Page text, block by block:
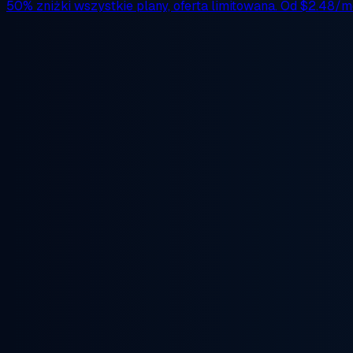
50% zniżki wszystkie plany, oferta limitowana. Od $2.48/